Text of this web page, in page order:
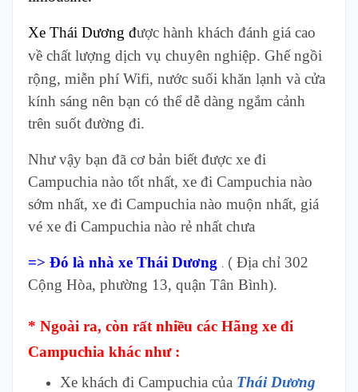
Xe Thái Dương được hành khách đánh giá cao
về chất lượng dịch vụ chuyên nghiệp. Ghế ngồi
rộng, miễn phí Wifi, nước suối khăn lạnh và cửa
kính sáng nên bạn có thể dễ dàng ngắm cảnh
trên suốt đường đi.
Như vậy bạn đã cơ bản biết được xe đi
Campuchia nào tốt nhất, xe đi Campuchia nào
sớm nhất, xe đi Campuchia nào muộn nhất, giá
vé xe đi Campuchia nào rẻ nhất chưa
=> Đó là nhà xe Thái Dương . ( Địa chỉ 302
Cộng Hòa, phường 13, quận Tân Bình).
* Ngoài ra, còn rất nhiều các Hãng xe đi
Campuchia khác như :
Xe khách đi Campuchia của Thái Dương